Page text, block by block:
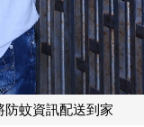
“全城家家戶戶清積水”